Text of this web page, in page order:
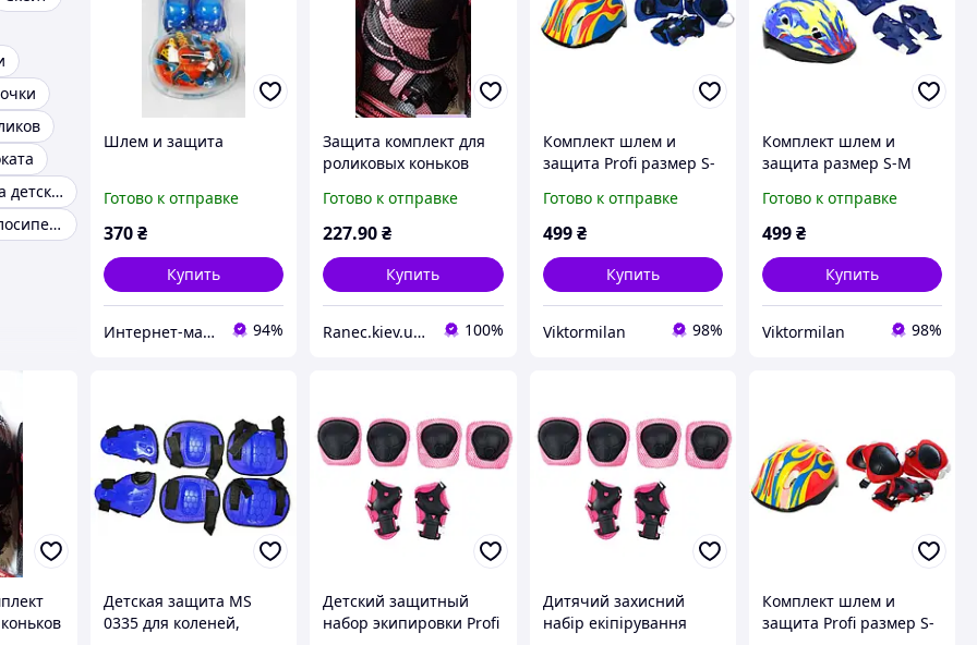
Ролики 4 колеса детские
Защита для велосипеда для детей
Шлем и защита
Готово к отправке
370₴
Купить
Интернет-магазин "Сміхонька" 94%
Защита комплект для
роликовых коньков
наколенники
налокотники, для рук
Готово к отправке
227.90₴
Купить
Ranec.kiev.ua интернет-магазин 100%
Комплект шлем и
защита Profi размер S-
Готово к отправке
499 ₴
Купить
Viktormilan 98%
Комплект шлем и
защита размер S-M
Готово к отправке
499₴
Купить
Viktormilan 98%
Детская защита MS
0335 для коленей,
Детский защитный
набор экипировки Profi
Дитячий захисний
набір екіпірування
Комплект шлем и
защита Profi размер S-